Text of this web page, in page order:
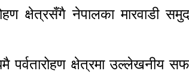
क्षेत्रसँगै नेपालका मारवाडी
पर्वतारोहण क्षेत्रमा उल्लेखनीय